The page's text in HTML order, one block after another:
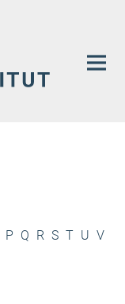
P Q R S T U V